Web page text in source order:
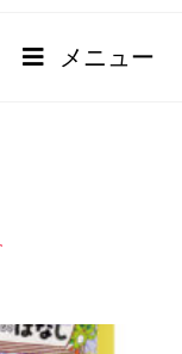
メニュー